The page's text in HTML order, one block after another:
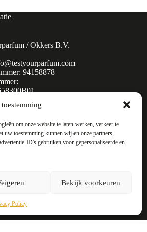
om onze website te laten werken, verkeer te
uw toestemming kunnen wij en onze partners,
ID's gebruiken voor gepersonaliseerde en
Bekijk voorkeuren
Policy
/Okkers B.V.
94158878